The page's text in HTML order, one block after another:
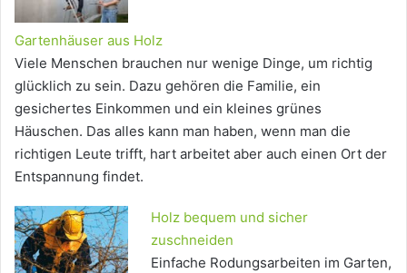
Gartenhäuser aus Holz
Viele Menschen brauchen nur wenige Dinge, um richtig
glücklich zu sein. Dazu gehören die Familie, ein
gesichertes Einkommen und ein kleines grünes
Häuschen. Das alles kann man haben, wenn man die
richtigen Leute trifft, hart arbeitet aber auch einen Ort der
Entspannung findet.
Holz bequem und sicher
zuschneiden
Einfache Rodungsarbeiten im Garten,